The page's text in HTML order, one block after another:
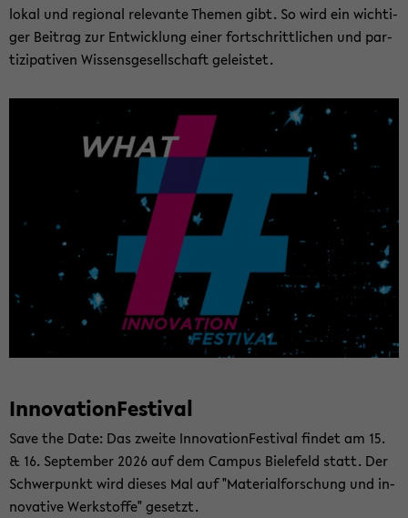
lokal und re­gio­nal re­le­van­te The­men gibt. So wird ein wich­ti­
ger Bei­trag zur Ent­wick­lung einer fort­schritt­li­chen und par­
ti­zi­pa­ti­ven Wis­sens­ge­sell­schaft ge­leis­tet.
In­no­va­ti­on­Fes­ti­val
Save the Date: Das zwei­te In­no­va­ti­on­Fes­ti­val fin­det am 15.
& 16. Sep­tem­ber 2026 auf dem Cam­pus Bie­le­feld statt. Der
Schwer­punkt wird die­ses Mal auf "Ma­te­ri­al­for­schung und in­
no­va­ti­ve Werk­stof­fe" ge­setzt.